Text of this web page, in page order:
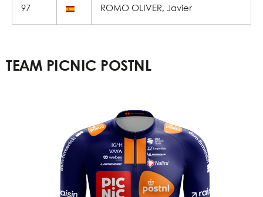
97 ROMO OLIVER, Javier
TEAM PICNIC POSTNL